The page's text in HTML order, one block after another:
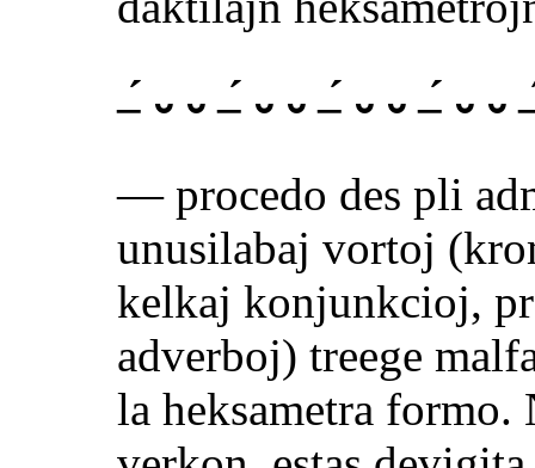
–́ ⏑ ⏑ –́ ⏑ ⏑ –́ ⏑ ⏑ –́ ⏑ ⏑
— procedo des pli
unusilabaj vortoj
kelkaj konjunkcioj,
adverboj) treege
la heksametra